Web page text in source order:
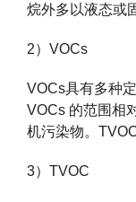
烷外多以液态或
2）VOCs
VOCs具有多种
VOCs 的范围相
机污染物。
3）TVOC